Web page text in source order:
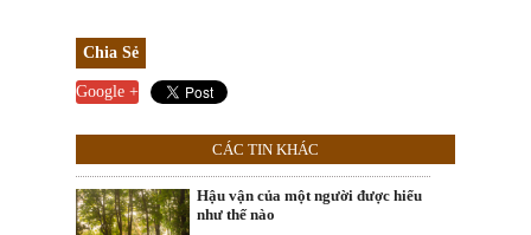
Chia Sẻ
Google +
CÁC TIN KHÁC
Hậu vận của một người được hiểu
như thế nào